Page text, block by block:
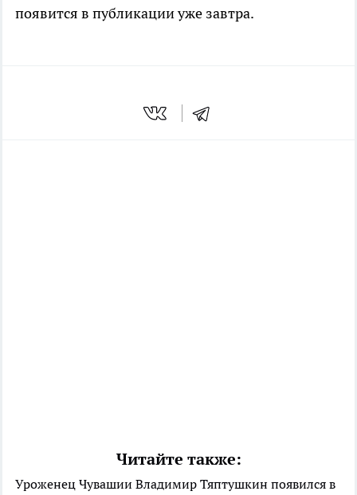
появится в публикации уже завтра.
Читайте также:
Уроженец Чувашии Владимир Тяптушкин появился в